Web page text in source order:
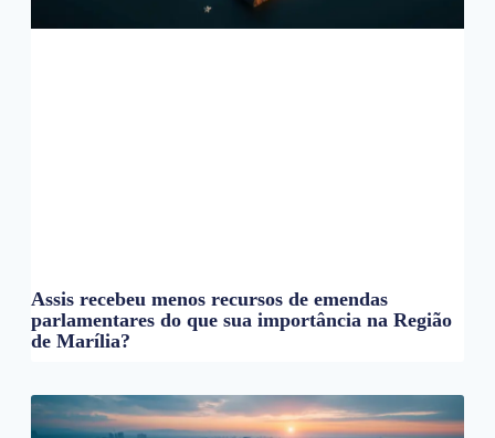
Assis recebeu menos recursos de emendas
parlamentares do que sua importância na Região
de Marília?